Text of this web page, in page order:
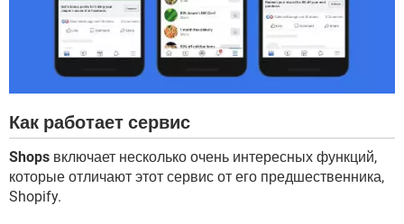
Как работает сервис
Shops включает несколько очень интересных функций,
которые отличают этот сервис от его предшественника,
Shopify.